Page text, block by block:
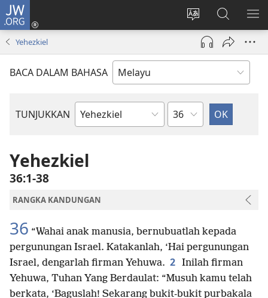
JW.ORG
Tukar
bahasa
laman
web
Log
Masuk
(membuka
tetingkap
baharu)
Cari
JW.ORG
Yehezkiel
BACA DALAM BAHASA
TUNJUKKAN
Buku
Bab
Yehezkiel
36:1-38
RANGKA KANDUNGAN
36 “Wahai anak manusia, bernubuatlah kepada
pergunungan Israel. Katakanlah, ‘Hai pergunungan
Israel, dengarlah firman Yehuwa. 2 Inilah firman
Yehuwa, Tuhan Yang Berdaulat: “Musuh kamu telah
berkata, ‘Baguslah! Sekarang bukit-bukit purbakala